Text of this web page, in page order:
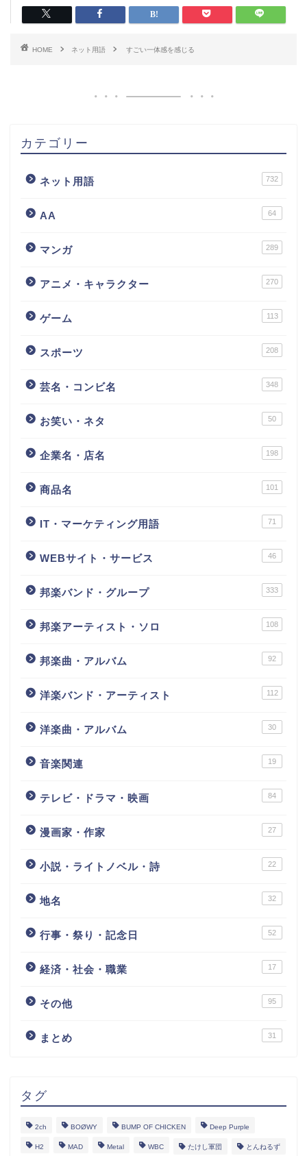
HOME ネット用語 すごい一体感を感じる
カテゴリー
ネット用語 732
AA 64
マンガ 289
アニメ・キャラクター 270
ゲーム 113
スポーツ 208
芸名・コンビ名 348
お笑い・ネタ 50
企業名・店名 198
商品名 101
IT・マーケティング用語 71
WEBサイト・サービス 46
邦楽バンド・グループ 333
邦楽アーティスト・ソロ 108
邦楽曲・アルバム 92
洋楽バンド・アーティスト 112
洋楽曲・アルバム 30
音楽関連 19
テレビ・ドラマ・映画 84
漫画家・作家 27
小説・ライトノベル・詩 22
地名 32
行事・祭り・記念日 52
経済・社会・職業 17
その他 95
まとめ 31
タグ
2ch BOØWY BUMP OF CHICKEN Deep Purple
H2 MAD Metal WBC たけし軍団 とんねるず